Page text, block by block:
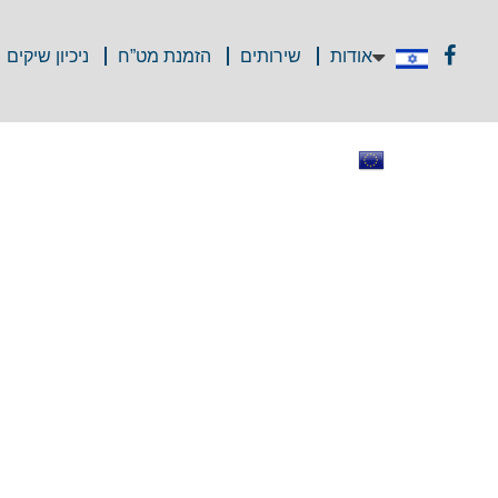
אודות שירותים הזמנת מט”ח ניכיון שיקים